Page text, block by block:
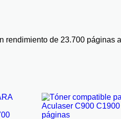
rendimiento de 23.700 páginas